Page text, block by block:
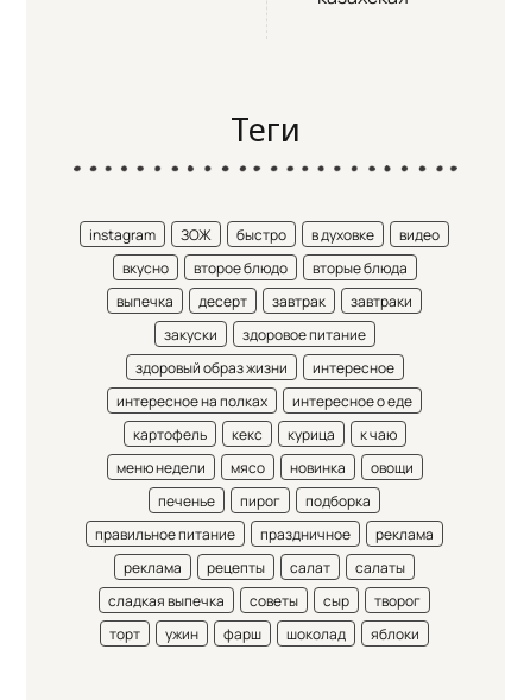
Теги
instagram ЗОЖ быстро в духовке
видео
вкусно
второе блюдо
вторые блюда
выпечка
десерт завтрак
завтраки
закуски
здоровое питание
здоровый образ жизни
интересное
интересное на полках
интересное о еде
картофель
кекс курица
к чаю
меню недели
мясо новинка
овощи
печенье
пирог
подборка
правильное питание
праздничное
реклама
реклама
рецепты салат
салаты
сладкая выпечка
советы сыр
творог
торт
ужин фарш шоколад яблоки